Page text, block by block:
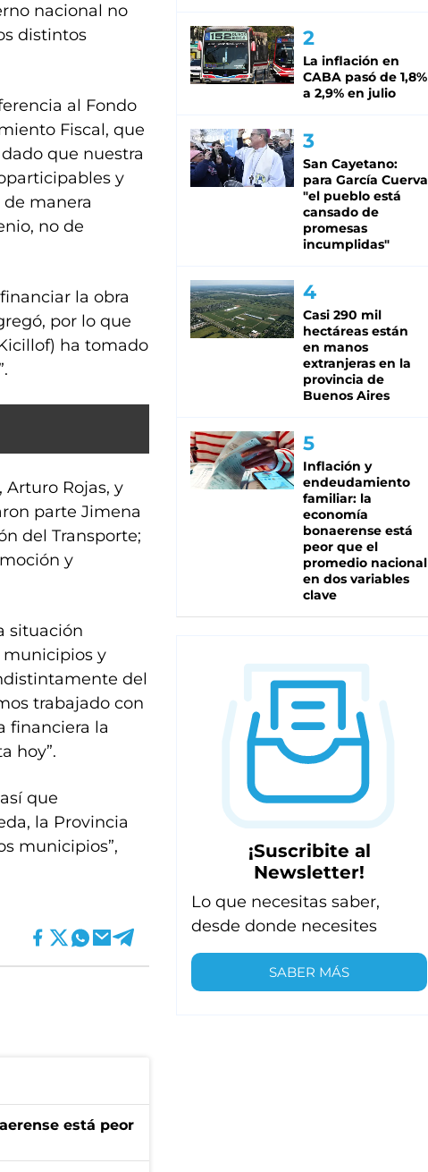
nacional no
distintos
al Fondo
Fiscal, que
que nuestra
y
manera
no de
la obra
por lo que
ha tomado
Rojas, y
parte Jimena
del Transporte;
y
situación
municipios y
del
trabajado con
financiera la
hoy”.
que
la Provincia
municipios”,
está peor
La inflación en
CABA pasó de 1,8%
a 2,9% en julio
San Cayetano:
para García Cuerva
"el pueblo está
cansado de
promesas
incumplidas"
Casi 290 mil
hectáreas están
en manos
extranjeras en la
provincia de
Buenos Aires
Inflación y
endeudamiento
familiar: la
economía
bonaerense está
peor que el
promedio nacional
en dos variables
clave
¡Suscribite al
Newsletter!
Lo que necesitas saber,
desde donde necesites
SABER MÁS